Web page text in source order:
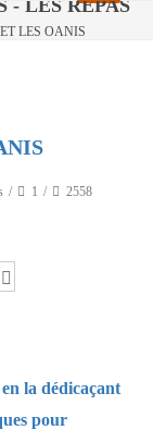
- LES REPAS
LES OANIS
1 2558
la dédicaçant
pour